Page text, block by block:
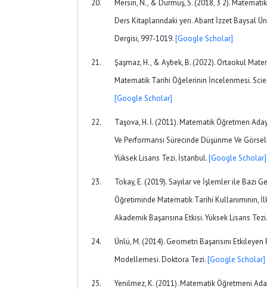
Mersin, N., & Durmuş, S. (2018, 3 2).
Ders Kitaplarındaki yeri. Abant İzzet Baysal
Dergisi, 997-1019.[Google Scholar]
Şaşmaz, H., & Aybek, B. (2022). Ortaokul
Matematik Tarihi Öğelerinin İncelenmesi.
[Google Scholar]
Taşova, H. İ. (2011). Matematik Öğretmen
Ve Performansı Sürecinde Düşünme Ve
Yüksek Lisans Tezi. İstanbul.[Google Scholar]
Tokay, E. (2019). Sayılar ve İşlemler ile Bazı
Öğretiminde Matematik Tarihi Kullanımının,
Akademik Başarısına Etkisi. Yüksek Lisans
Ünlü, M. (2014). Geometri Başarısını
Modellemesi. Doktora Tezi.[Google Scholar]
Yenilmez, K. (2011). Matematik Öğretmeni